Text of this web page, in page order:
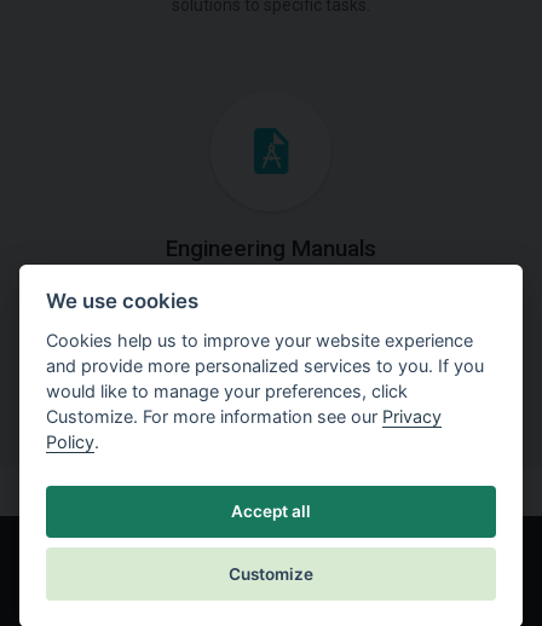
Engineering Manuals
Step by steps guides on how
to solve a specific tasks.
We use cookies
Cookies help us to improve your website experience
and provide more personalized services to you. If you
would like to manage your preferences, click
Customize. For more information see our Privacy
Policy.
Accept all
Customize